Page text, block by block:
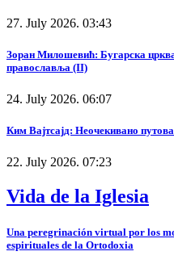
27. July 2026. 03:43
Зоран Милошевић: Бугарска
православља (II)
24. July 2026. 06:07
Ким Вајтсајд: Неочекивано
22. July 2026. 07:23
Vida de la Iglesia
Una peregrinación virtual por los
espirituales de la Ortodoxia